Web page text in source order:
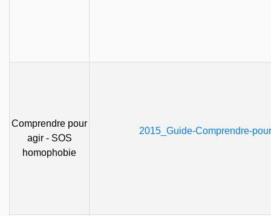
Comprendre pour
agir - SOS
homophobie
2015_Guide-Comprendre-